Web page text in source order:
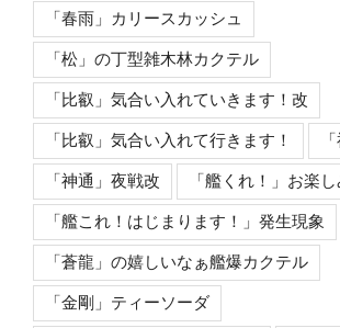
「春雨」カリースカッシュ
「松」の丁型雑木林カクテル
「比叡」気合い入れていきます！改
「比叡」気合い入れて行きます！
「神通」夜戦改 「艦くれ！」お楽
「艦これ！はじまります！」発生現象
「蒼龍」の嬉しいなぁ艦爆カクテル
「金剛」ティーソーダ